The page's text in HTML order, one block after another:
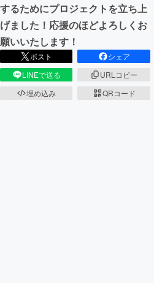
するためにプロジェクトを立ち上
げました！応援のほどよろしくお
願いいたします！
ポスト
シェア
LINEで送る
URLコピー
埋め込み
QRコード